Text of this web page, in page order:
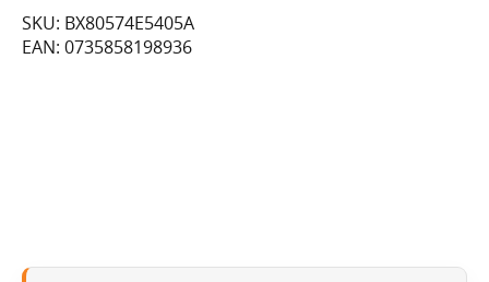
SKU: BX80574E5405A
EAN: 0735858198936